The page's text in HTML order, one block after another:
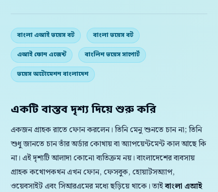
বাংলা এআই ভয়েস বট বাংলা ভয়েস বট
এআই ফোন এজেন্ট বাংলিশ ভয়েস সাপোর্ট
ভয়েস অটোমেশন বাংলাদেশ
একটি বাস্তব দৃশ্য দিয়ে শুরু করি
একজন গ্রাহক রাতে ফোন করলেন। তিনি মেনু শুনতে চান না; তিনি
শুধু জানতে চান তাঁর অর্ডার কোথায় বা অ্যাপয়েন্টমেন্ট কাল আছে কি
না। এই দৃশ্যটি আলাদা কোনো ব্যতিক্রম নয়। বাংলাদেশের ব্যবসায়
গ্রাহক কথোপকথন এখন ফোন, ফেসবুক, হোয়াটসঅ্যাপ,
ওয়েবসাইট এবং সিআরএমের মধ্যে ছড়িয়ে থাকে। তাইবাংলা এআই